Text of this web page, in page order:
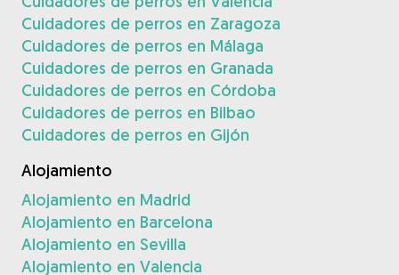
Cuidadores de perros en Zaragoza
Cuidadores de perros en Málaga
Cuidadores de perros en Granada
Cuidadores de perros en Córdoba
Cuidadores de perros en Bilbao
Cuidadores de perros en Gijón
Alojamiento
Alojamiento en Madrid
Alojamiento en Barcelona
Alojamiento en Sevilla
Alojamiento en Valencia